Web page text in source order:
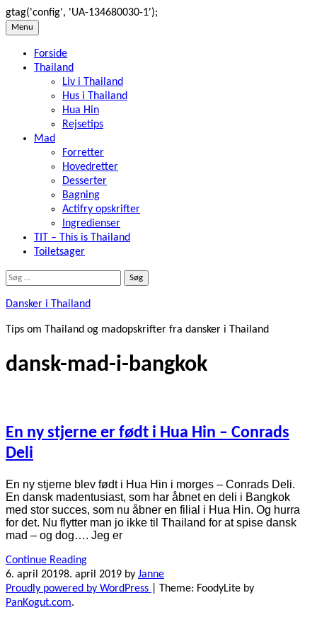
gtag('config', 'UA-134680030-1');
Skip
content
Menu
Forside
Thailand
Liv i Thailand
Hus i Thailand
Hua Hin
Rejsetips
Mad
Forretter
Hovedretter
Desserter
Bagning
Actifry opskrifter
Ingredienser
TIT – This is Thailand
Toiletsager
Søg
Dansker i Thailand
Tips om Thailand og madopskrifter fra dansker i Thailand
dansk-mad-i-bangkok
En ny stjerne er født i Hua Hin – Conrads
Deli
En ny stjerne blev født i Hua Hin i morges – Conrads Deli.
En dansk madentusiast, som har åbnet en deli i Bangkok
med stor succes, som nu åbner en filial i Hua Hin. Og hurra
for det. Nu flytter man jo ikke til Thailand for at spise dansk
mad – og dog…. Jeg er
Continue Reading
6. april 20198. april 2019 by Janne
Proudly powered by WordPress
Theme: FoodyLite by
PanKogut.com.